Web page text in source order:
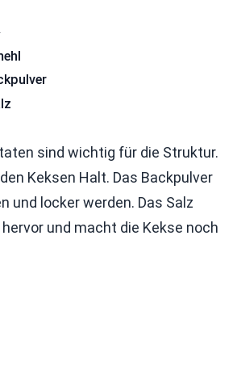
sind wichtig für die Struktur.
Keksen Halt. Das Backpulver
und locker werden. Das Salz
und macht die Kekse noch